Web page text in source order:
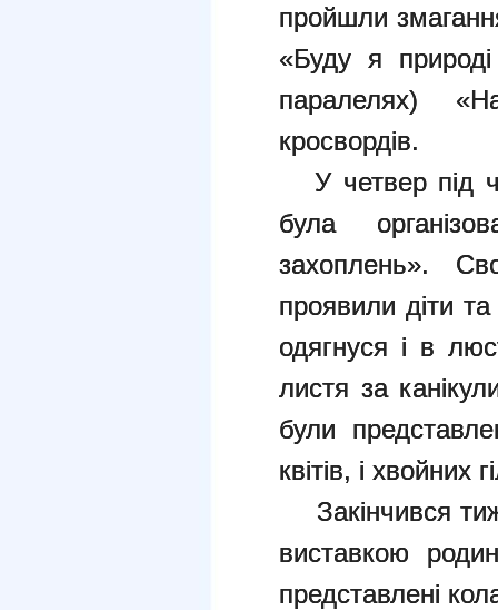
пройшли
«Буду я
паралелях)
кросвордів.
У четвер під
була
захоплень».
проявили діти та
одягнуся і в
листя за
були
квітів, і хвойних
Закінчився
виставкою
представлені